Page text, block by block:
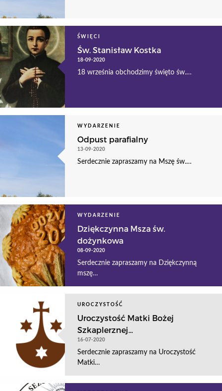
ŚWIĘCI
Św. Stanisław Kostka
18-09-2020
18 września obchodzimy święto św.…
WYDARZENIE
Odpust parafialny
13-09-2020
Serdecznie zapraszamy na Mszę św.…
WYDARZENIE
Dziękczynna Msza św.
dożynkowa
08-09-2020
Serdecznie zapraszamy na Dziękczynną
mszę…
UROCZYSTOŚĆ
Uroczystość Matki Bożej
Szkaplerznej...
16-07-2020
Serdecznie zapraszamy na Uroczystość
Matki…